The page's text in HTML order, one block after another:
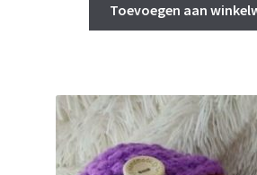
Toevoegen aan